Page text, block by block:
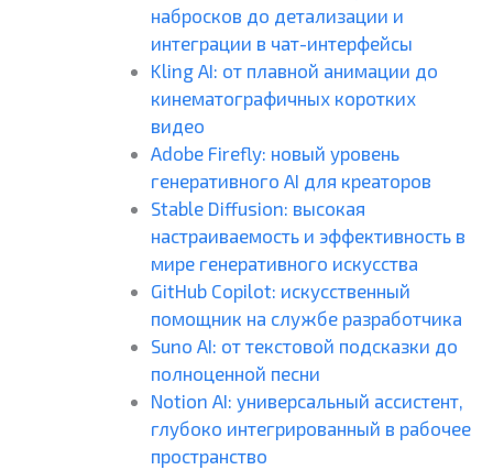
набросков до детализации и
интеграции в чат-интерфейсы
Kling AI: от плавной анимации до
кинематографичных коротких
видео
Adobe Firefly: новый уровень
генеративного AI для креаторов
Stable Diffusion: высокая
настраиваемость и эффективность в
мире генеративного искусства
GitHub Copilot: искусственный
помощник на службе разработчика
Suno AI: от текстовой подсказки до
полноценной песни
Notion AI: универсальный ассистент,
глубоко интегрированный в рабочее
пространство